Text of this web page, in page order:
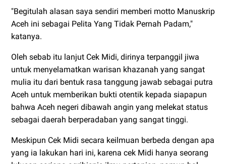
"Begitulah alasan saya sendiri memberi motto Manuskrip
Aceh ini sebagai Pelita Yang Tidak Pernah Padam,"
katanya.
Oleh sebab itu lanjut Cek Midi, dirinya terpanggil jiwa
untuk menyelamatkan warisan khazanah yang sangat
mulia itu dari bentuk rasa tanggung jawab sebagai putra
Aceh untuk memberikan bukti otentik kepada siapapun
bahwa Aceh negeri dibawah angin yang melekat status
sebagai daerah berperadaban yang sangat tinggi.
Meskipun Cek Midi secara keilmuan berbeda dengan apa
yang ia lakukan hari ini, karena cek Midi hanya seorang